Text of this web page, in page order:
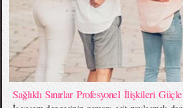
Sağlıklı Sınırlar Profesyonel İlişkileri